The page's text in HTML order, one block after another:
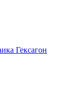
Гексагон